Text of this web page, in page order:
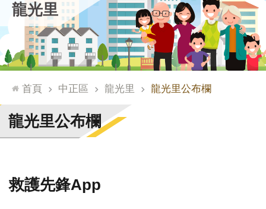
網
站
台
通
臺
北
市
門
龍光里
首頁 中正區 龍光里 龍光里公布欄
龍光里公布欄
救護先鋒App